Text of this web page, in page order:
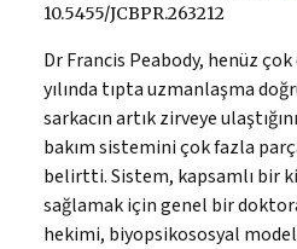
10.5455/JCBPR.263212
Dr Francis Peabody, henüz
yılında tıpta uzmanlaşma
sarkacın artık zirveye
bakım sistemini çok fazla
belirtti. Sistem, kapsamlı bir
sağlamak için genel bir
hekimi, biyopsikososyal